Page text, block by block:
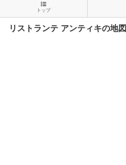
トップ
リストランテ アンティキの地図